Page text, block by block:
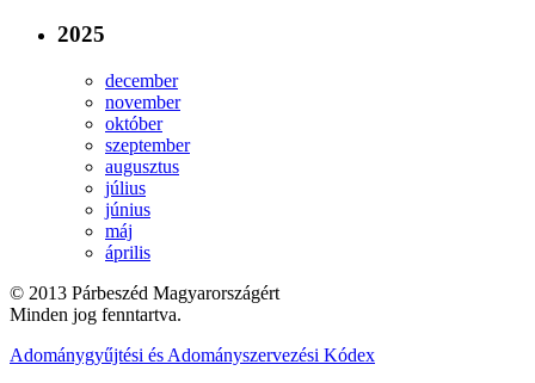
2025
december
november
október
szeptember
augusztus
július
június
máj
április
© 2013 Párbeszéd Magyarországért
Minden jog fenntartva.
Adománygyűjtési és Adományszervezési Kódex